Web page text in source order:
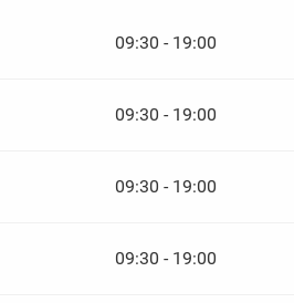
09:30 - 19:00
09:30 - 19:00
09:30 - 19:00
09:30 - 19:00